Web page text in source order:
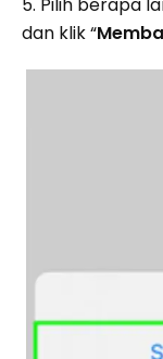
dan klik “